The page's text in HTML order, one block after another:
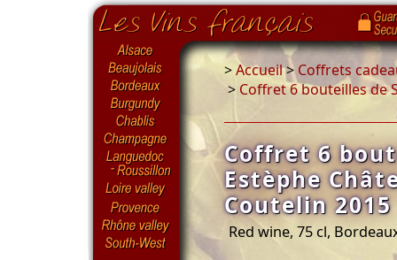
>Accueil>Coffrets
> Coffret 6 bouteilles de
Coffret 6
Estèphe
Coutelin 2015
Red wine, 75 cl,